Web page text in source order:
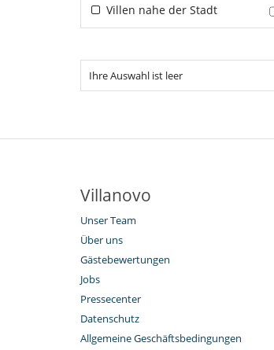
Villen nahe der Stadt
Ihre Auswahl ist leer
Villanovo
Unser Team
Über uns
Gästebewertungen
Jobs
Pressecenter
Datenschutz
Allgemeine Geschäftsbedingungen